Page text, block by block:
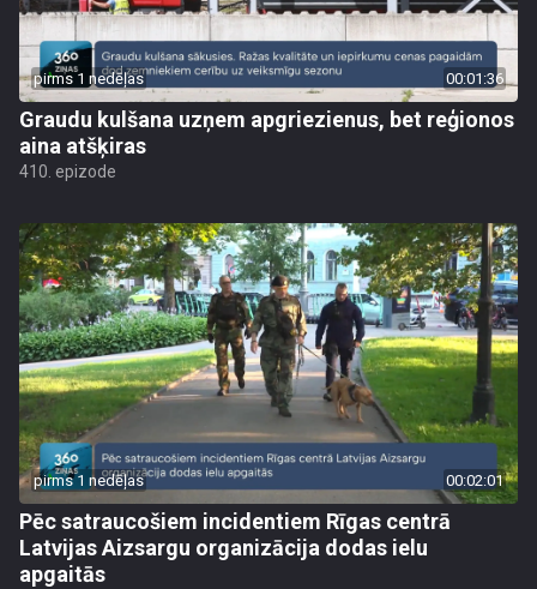
pirms 1 nedēļas 00:01:36
Graudu kulšana uzņem apgriezienus, bet reģionos
aina atšķiras
410. epizode
pirms 1 nedēļas 00:02:01
Pēc satraucošiem incidentiem Rīgas centrā
Latvijas Aizsargu organizācija dodas ielu
apgaitās